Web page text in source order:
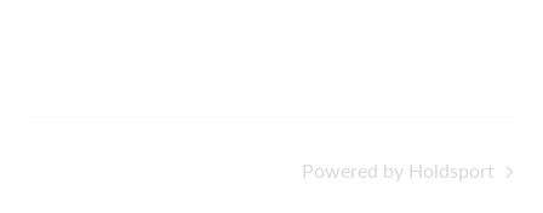
Powered by Holdsport